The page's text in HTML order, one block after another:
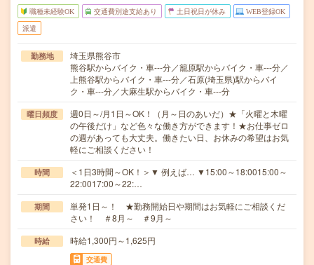
職種未経験OK 交通費別途支給あり 土日祝日が休み WEB登録OK
派遣
勤務地
埼玉県熊谷市
熊谷駅からバイク・車---分／籠原駅からバイク・車---分／
上熊谷駅からバイク・車---分／石原(埼玉県)駅からバイ
ク・車---分／大麻生駅からバイク・車---分
曜日頻度
週0日～/月1日～OK！（月～日のあいだ）★「火曜と木曜
の午後だけ」など色々な働き方ができます！★お仕事ゼロ
の週があっても大丈夫。働きたい日、お休みの希望はお気
軽にご相談ください！
時間
＜1日3時間～OK！＞▼ 例えば… ▼15:00～18:0015:00～
22:0017:00～22:…
期間
単発1日～！ ★勤務開始日や期間はお気軽にご相談くだ
さい！ ＃8月～ ＃9月～
時給 時給1,300円～1,625円
交通費